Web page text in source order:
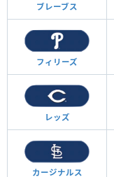
ブレーブス
フィリーズ
レッズ
カージナルス